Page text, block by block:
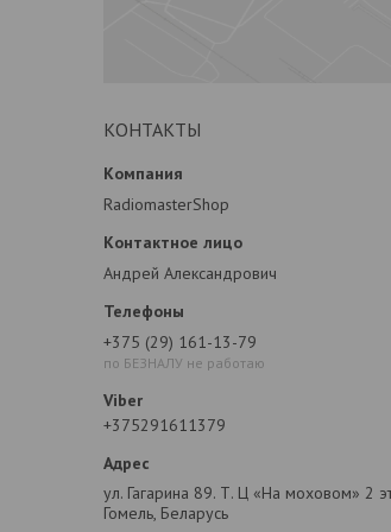
КОНТАКТЫ
RadiomasterShop
Андрей Александрович
+375 (29) 161-13-79
по БЕЗНАЛУ не работаю
+375291611379
ул. Гагарина 89. Т. Ц «На моховом» 2
Гомель, Беларусь